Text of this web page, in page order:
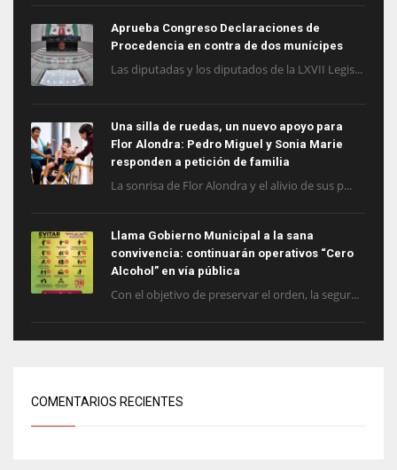
Aprueba Congreso Declaraciones de
Procedencia en contra de dos munícipes
Las diputadas y los diputados de la LXVII Legis...
Una silla de ruedas, un nuevo apoyo para
Flor Alondra: Pedro Miguel y Sonia Marie
responden a petición de familia
La sonrisa de Flor Alondra y el alivio de sus p...
Llama Gobierno Municipal a la sana
convivencia: continuarán operativos “Cero
Alcohol” en vía pública
Con el objetivo de preservar el orden, la segur...
COMENTARIOS RECIENTES